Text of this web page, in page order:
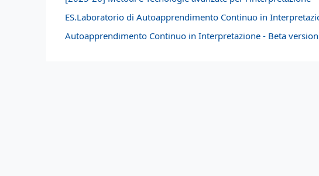
ES.Laboratorio di Autoapprendimento Continuo in
Autoapprendimento Continuo in Interpretazione - Beta